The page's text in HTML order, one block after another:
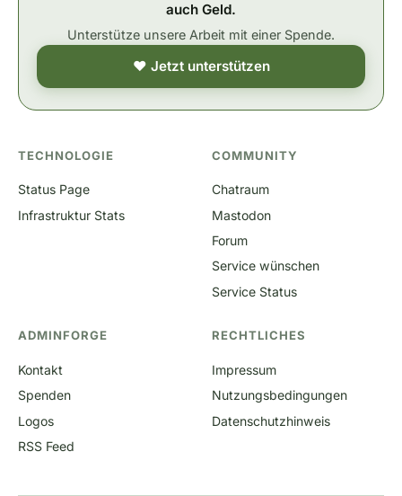
auch Geld.
Unterstütze unsere Arbeit mit einer Spende.
❤ Jetzt unterstützen
TECHNOLOGIE
Status Page
Infrastruktur Stats
COMMUNITY
Chatraum
Mastodon
Forum
Service wünschen
Service Status
ADMINFORGE
Kontakt
Spenden
Logos
RSS Feed
RECHTLICHES
Impressum
Nutzungsbedingungen
Datenschutzhinweis